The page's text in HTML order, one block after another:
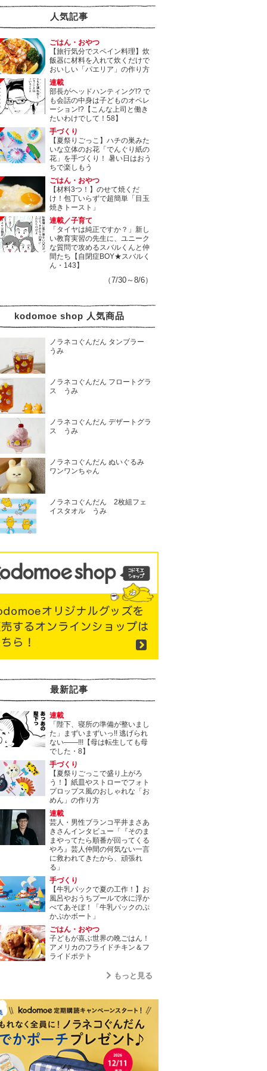
人気記事
ごはん・おやつ
【旅行気分でスペイン料理】炊
飯器に材料を入れて炊くだけで
おいしい「パエリア」の作り方
連載
部長がヘッドハンティング!? で
も会話の中身は子どものオペレ
ーション!?【こんな上司と働き
たいわけでして！58】
手づくり
【夏祭りごっこ】ハチの巣みた
いな立体のお花「でんぐり紙の
花」を手づくり！ 暑い日はおう
ちで楽しもう
ごはん・おやつ
【材料3つ！】のせて焼くだ
け！包丁いらずで超簡単「目玉
焼きトースト」
連載／子育て
「タイヤは純正ですか？」新し
い教育実習の先生に、ユニーク
な質問で攻めるスバルくんと仲
間たち【自閉症BOY★スバルく
ん・143】
（7/30～8/6）
kodomoe shop 人気商品
ノラネコぐんだん タンブラー
うみ
ノラネコぐんだん フロートグラ
ス うみ
ノラネコぐんだん デザートグラ
ス うみ
ノラネコぐんだん ぬいぐるみ
ワンワンちゃん
ノラネコぐんだん 2枚組フェ
イスタオル うみ
最新記事
連載
「陛下、寝所の準備が整いまし
た」まずいまずいっ!! 逃げられ
ない――!!!【母は転生しても母
でした・8】
手づくり
【夏祭りごっこで盛り上がろ
う！】紙皿やストローでフォト
プロップス風のおしゃれな「お
めん」の作り方
連載
芸人・男性ブランコ平井まさあ
きさんインタビュー「『そのま
まやってたら順番が回ってくる
やろ』芸人仲間の何気ない一言
に救われてきたから、頑張れ
る」
手づくり
【牛乳パックで夏の工作！】お
風呂やおうちプールで水に浮か
べてあそぼ！「牛乳パックのぷ
かぷかボート」
ごはん・おやつ
子どもが喜ぶ世界の晩ごはん！
アメリカのフライドチキン＆フ
ライドポテト
もっと見る